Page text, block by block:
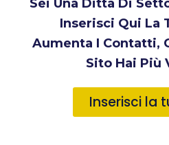
Sei Una Ditta Di
Inserisci Qui La
Aumenta I Contatti,
Sito Hai Più
Inserisci la